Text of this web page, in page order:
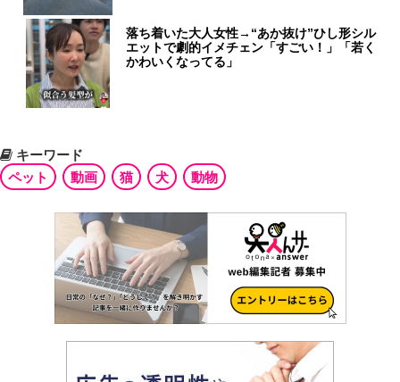
落ち着いた大人女性→“あか抜け”ひし形シル
エットで劇的イメチェン「すごい！」「若く
かわいくなってる」
キーワード
ペット
動画 猫 犬 動物